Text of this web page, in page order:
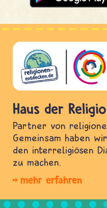
Haus der
Partner von
Gemeinsam haben
den interreligiösen
zu machen.
mehr erfahren